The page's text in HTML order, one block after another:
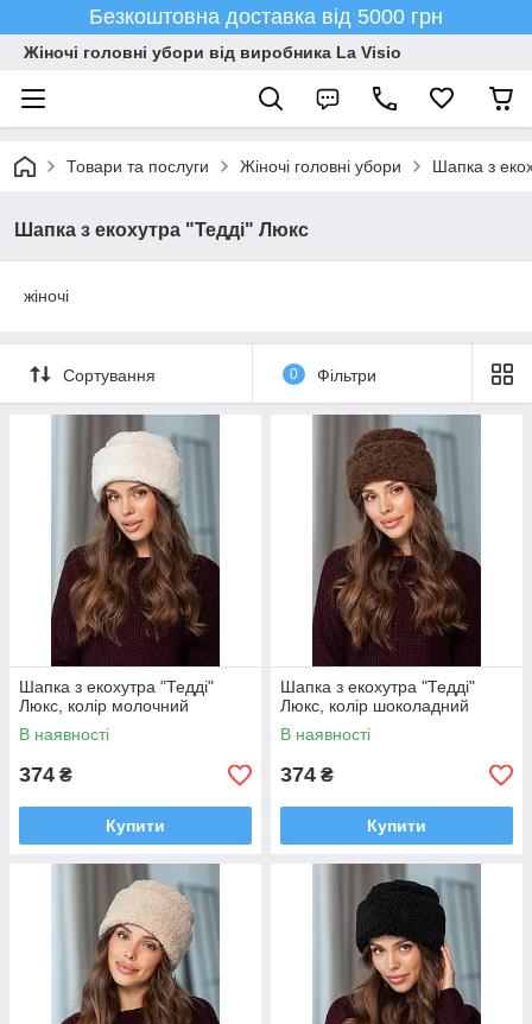
Безкоштовна доставка від 5000 грн
Жіночі головні убори від виробника La Visio
Товари та послуги Жіночі головні убори Шапка з
Шапка з екохутра "Тедді" Люкс
жіночі
Сортування 0 Фільтри
Шапка з екохутра "Тедді"
Люкс, колір молочний
В наявності
374 ₴
Купити
Шапка з екохутра "Тедді"
Люкс, колір шоколадний
В наявності
374 ₴
Купити